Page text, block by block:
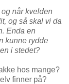
når kvelden
og så skal vi da
Enda en
kunne rydde
i stedet?
hos mange?
finner på?